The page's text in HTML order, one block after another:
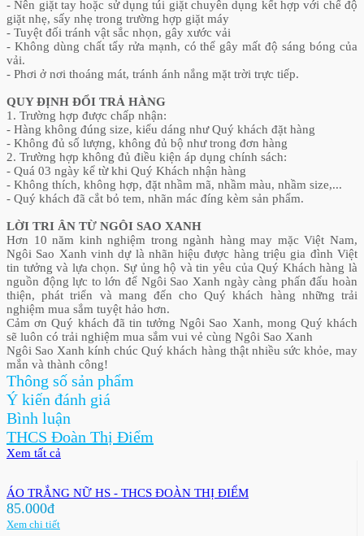
- Nên giặt tay hoặc sử dụng túi giặt chuyên dụng kết hợp với chế độ
giặt nhẹ, sấy nhẹ trong trường hợp giặt máy
- Tuyệt đối tránh vật sắc nhọn, gây xước vải
- Không dùng chất tẩy rửa mạnh, có thể gây mất độ sáng bóng của
vải.
- Phơi ở nơi thoáng mát, tránh ánh nắng mặt trời trực tiếp.
QUY ĐỊNH ĐỔI TRẢ HÀNG
1. Trường hợp được chấp nhận:
- Hàng không đúng size, kiểu dáng như Quý khách đặt hàng
- Không đủ số lượng, không đủ bộ như trong đơn hàng
2. Trường hợp không đủ điều kiện áp dụng chính sách:
- Quá 03 ngày kể từ khi Quý Khách nhận hàng
- Không thích, không hợp, đặt nhầm mã, nhầm màu, nhầm size,...
- Quý khách đã cắt bỏ tem, nhãn mác đíng kèm sản phẩm.
LỜI TRI ÂN TỪ NGÔI SAO XANH
Hơn 10 năm kinh nghiệm trong ngành hàng may mặc Việt Nam,
Ngôi Sao Xanh vinh dự là nhãn hiệu được hàng triệu gia đình Việt
tin tưởng và lựa chọn. Sự ủng hộ và tin yêu của Quý Khách hàng là
nguồn động lực to lớn để Ngôi Sao Xanh ngày càng phấn đấu hoàn
thiện, phát triển và mang đến cho Quý khách hàng những trải
nghiệm mua sắm tuyệt hảo hơn.
Cảm ơn Quý khách đã tin tưởng Ngôi Sao Xanh, mong Quý khách
sẽ luôn có trải nghiệm mua sắm vui vẻ cùng Ngôi Sao Xanh
Ngôi Sao Xanh kính chúc Quý khách hàng thật nhiều sức khỏe, may
mắn và thành công!
Thông số sản phẩm
Ý kiến đánh giá
Bình luận
THCS Đoàn Thị Điểm
Xem tất cả
ÁO TRẮNG NỮ HS - THCS ĐOÀN THỊ ĐIỂM
85.000đ
Xem chi tiết